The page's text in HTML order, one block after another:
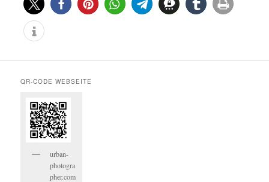
0 0
QR-CODE WEBSEITE
urban-
photogra
pher.com